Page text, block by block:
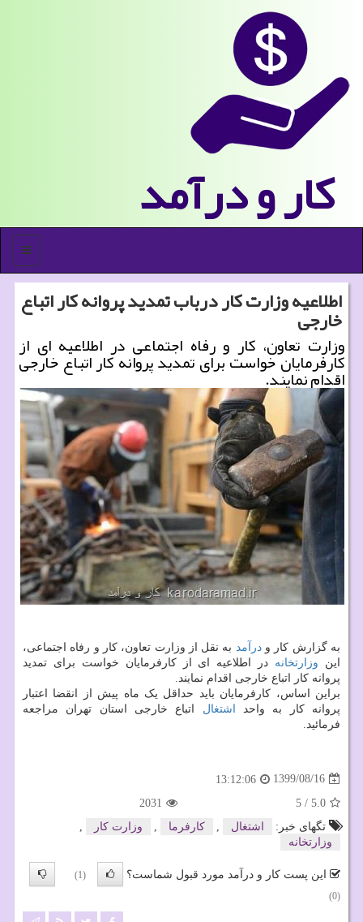
كار و درآمد
منو
اطلاعیه وزارت كار درباب تمدید پروانه كار اتباع
خارجی
وزارت تعاون، كار و رفاه اجتماعی در اطلاعیه ای از
كارفرمایان خواست برای تمدید پروانه كار اتباع خارجی
اقدام نمایند.
به گزارش کار ودرآمد به نقل از وزارت تعاون، کار و رفاه اجتماعی،
این وزارتخانه در اطلاعیه ای از کارفرمایان خواست برای تمدید
پروانه کار اتباع خارجی اقدام نمایند.
براین اساس، کارفرمایان باید حداقل یک ماه پیش از انقضا اعتبار
پروانه کار به واحد
اشتغال اتباع خارجی استان تهران مراجعه
فرمائید.
1399/08/16
13:12:06
5.0
/
5
2031
تگهای خبر:
اشتغال , كارفرما , وزارت كار
,
وزارتخانه
این پست کار و درآمد مورد قبول شماست؟
(1)
(0)